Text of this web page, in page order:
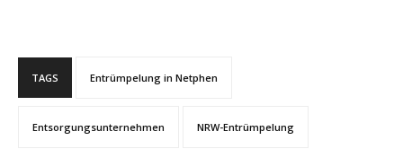
TAGS Entrümpelung in Netphen
Entsorgungsunternehmen NRW-Entrümpelung